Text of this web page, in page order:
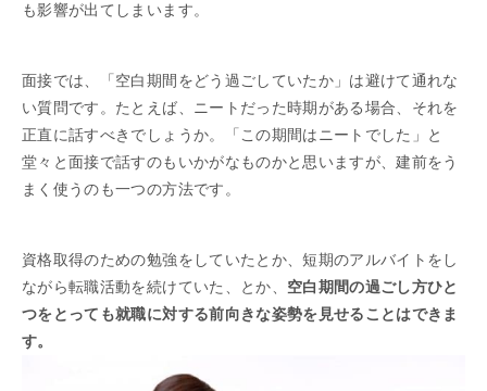
も影響が出てしまいます。
面接では、「空白期間をどう過ごしていたか」は避けて通れな
い質問です。たとえば、ニートだった時期がある場合、それを
正直に話すべきでしょうか。「この期間はニートでした」と
堂々と面接で話すのもいかがなものかと思いますが、建前をう
まく使うのも一つの方法です。
資格取得のための勉強をしていたとか、短期のアルバイトをし
ながら転職活動を続けていた、とか、 空白期間の過ごし方ひと
つをとっても就職に対する前向きな姿勢を見せることはできま
す。